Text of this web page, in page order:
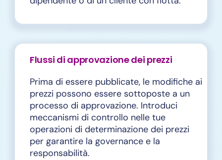
Flussi di approvazione dei prezzi
Prima di essere pubblicate, le modifiche ai
prezzi possono essere sottoposte a un
processo di approvazione. Introduci
meccanismi di controllo nelle tue
operazioni di determinazione dei prezzi
per garantire la governance e la
responsabilità.